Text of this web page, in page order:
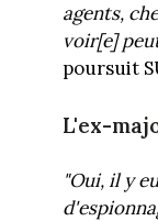
agents,
voir[e]
poursuit
L'ex-
"Oui, il y